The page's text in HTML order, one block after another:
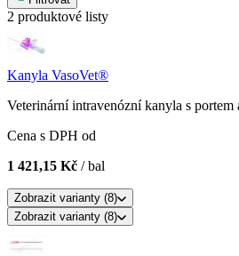
2 produktové listy
Kanyla VasoVet®
Veterinární intravenózní kanyla s
Cena s DPH od
1 421,15 Kč / bal
Zobrazit varianty (8)
Zobrazit varianty (8)